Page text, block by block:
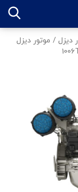
دیزل / موتور دیزل